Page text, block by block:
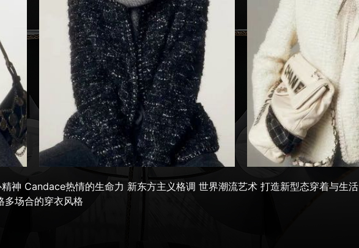
神 Candace热情的生命力 新东方主义格调 世界潮流艺术 打造新型态穿着与生活
多场合的穿衣风格